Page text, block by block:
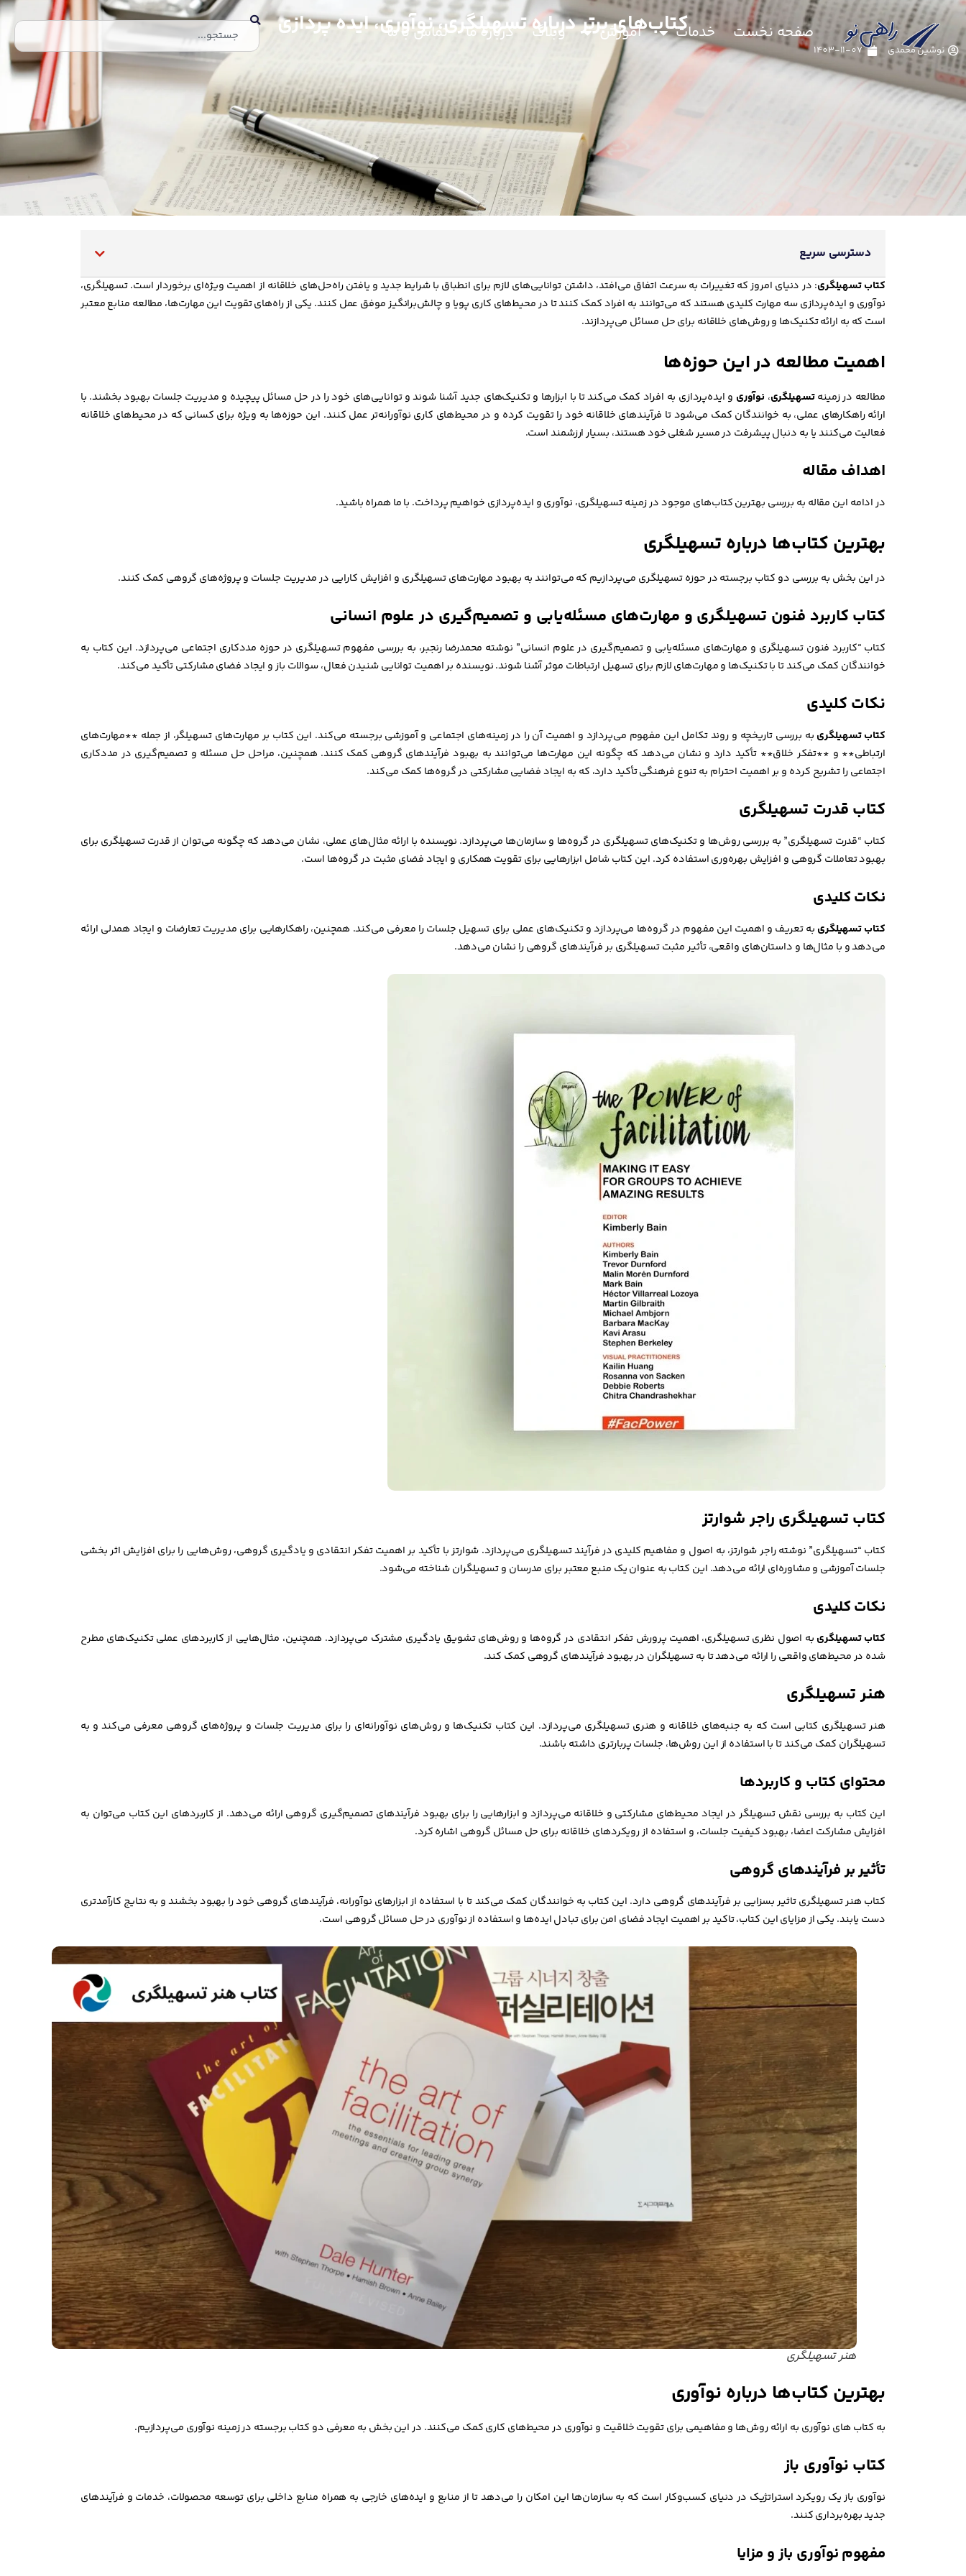
صفحه نخست خدمات آموزش وبلاگ درباره ما تماس با ما
کتاب‌های برتر درباره تسهیلگری، نوآوری، ایده پردازی
نوشین محمدی 1403-11-07
دسترسی سریع
کتاب تسهیلگری: در دنیای امروز که تغییرات به سرعت اتفاق می‌افتد، داشتن توانایی‌های لازم برای انطباق با شرایط جدید و یافتن راه‌حل‌های خلاقانه از اهمیت ویژه‌ای برخوردار است. تسهیلگری،
نوآوری و ایده‌پردازی سه مهارت کلیدی هستند که می‌توانند به افراد کمک کنند تا در محیط‌های کاری پویا و چالش‌برانگیز موفق عمل کنند. یکی از راه‌های تقویت این مهارت‌ها، مطالعه منابع معتبر
است که به ارائه تکنیک‌ها و روش‌های خلاقانه برای حل مسائل می‌پردازند.
اهمیت مطالعه در این حوزه‌ها
مطالعه در زمینهتسهیلگری، نوآوری و ایده‌پردازی به افراد کمک می‌کند تا با ابزارها و تکنیک‌های جدید آشنا شوند و توانایی‌های خود را در حل مسائل پیچیده و مدیریت جلسات بهبود بخشند. با
ارائه راهکارهای عملی، به خوانندگان کمک می‌شود تا فرآیندهای خلاقانه خود را تقویت کرده و در محیط‌های کاری نوآورانه‌تر عمل کنند. این حوزه‌ها به ویژه برای کسانی که در محیط‌های خلاقانه
فعالیت می‌کنند یا به دنبال پیشرفت در مسیر شغلی خود هستند، بسیار ارزشمند است.
اهداف مقاله
در ادامه این مقاله به بررسی بهترین کتاب‌های موجود در زمینه تسهیلگری، نوآوری و ایده‌پردازی خواهیم پرداخت. با ما همراه باشید.
بهترین کتاب‌ها درباره تسهیلگری
در این بخش به بررسی دو کتاب برجسته در حوزه تسهیلگری می‌پردازیم که می‌توانند به بهبود مهارت‌های تسهیلگری و افزایش کارایی در مدیریت جلسات و پروژه‌های گروهی کمک کنند.
کتاب کاربرد فنون تسهیلگری و مهارت‌های مسئله‌یابی و تصمیم‌گیری در علوم انسانی
کتاب “کاربرد فنون تسهیلگری و مهارت‌های مسئله‌یابی و تصمیم‌گیری در علوم انسانی” نوشته محمدرضا رنجبر، به بررسی مفهوم تسهیلگری در حوزه مددکاری اجتماعی می‌پردازد. این کتاب به
خوانندگان کمک می‌کند تا با تکنیک‌ها و مهارت‌های لازم برای تسهیل ارتباطات موثر آشنا شوند. نویسنده بر اهمیت توانایی شنیدن فعال، سوالات باز و ایجاد فضای مشارکتی تأکید می‌کند.
نکات کلیدی
کتاب تسهیلگری به بررسی تاریخچه و روند تکامل این مفهوم می‌پردازد و اهمیت آن را در زمینه‌های اجتماعی و آموزشی برجسته می‌کند. این کتاب بر مهارت‌های تسهیلگر، از جمله **مهارت‌های
ارتباطی** و **تفکر خلاق** تأکید دارد و نشان می‌دهد که چگونه این مهارت‌ها می‌توانند به بهبود فرآیندهای گروهی کمک کنند. همچنین، مراحل حل مسئله و تصمیم‌گیری در مددکاری
اجتماعی را تشریح کرده و بر اهمیت احترام به تنوع فرهنگی تأکید دارد، که به ایجاد فضایی مشارکتی در گروه‌ها کمک می‌کند.
کتاب قدرت تسهیلگری
کتاب “قدرت تسهیلگری” به بررسی روش‌ها و تکنیک‌های تسهیلگری در گروه‌ها و سازمان‌ها می‌پردازد. نویسنده با ارائه مثال‌های عملی، نشان می‌دهد که چگونه می‌توان از قدرت تسهیلگری برای
بهبود تعاملات گروهی و افزایش بهره‌وری استفاده کرد. این کتاب شامل ابزارهایی برای تقویت همکاری و ایجاد فضای مثبت در گروه‌ها است.
نکات کلیدی
کتاب تسهیلگری به تعریف و اهمیت این مفهوم در گروه‌ها می‌پردازد و تکنیک‌های عملی برای تسهیل جلسات را معرفی می‌کند. همچنین، راهکارهایی برای مدیریت تعارضات و ایجاد همدلی ارائه
می‌دهد و با مثال‌ها و داستان‌های واقعی، تأثیر مثبت تسهیلگری بر فرآیندهای گروهی را نشان می‌دهد.
کتاب تسهیلگری راجر شوارتز
کتاب “تسهیلگری” نوشته راجر شوارتز، به اصول و مفاهیم کلیدی در فرآیند تسهیلگری می‌پردازد. شوارتز با تأکید بر اهمیت تفکر انتقادی و یادگیری گروهی، روش‌هایی را برای افزایش اثر بخشی
جلسات آموزشی و مشاوره‌ای ارائه می‌دهد. این کتاب به عنوان یک منبع معتبر برای مدرسان و تسهیلگران شناخته می‌شود.
نکات کلیدی
کتاب تسهیلگری به اصول نظری تسهیلگری، اهمیت پرورش تفکر انتقادی در گروه‌ها و روش‌های تشویق یادگیری مشترک می‌پردازد. همچنین، مثال‌هایی از کاربردهای عملی تکنیک‌های مطرح
شده در محیط‌های واقعی را ارائه می‌دهد تا به تسهیلگران در بهبود فرآیندهای گروهی کمک کند.
هنر تسهیلگری
هنر تسهیلگری کتابی است که به جنبه‌های خلاقانه و هنری تسهیلگری می‌پردازد. این کتاب تکنیک‌ها و روش‌های نوآورانه‌ای را برای مدیریت جلسات و پروژه‌های گروهی معرفی می‌کند و به
تسهیلگران کمک می‌کند تا با استفاده از این روش‌ها، جلسات پربارتری داشته باشند.
محتوای کتاب و کاربردها
این کتاب به بررسی نقش تسهیلگر در ایجاد محیط‌های مشارکتی و خلاقانه می‌پردازد و ابزارهایی را برای بهبود فرآیندهای تصمیم‌گیری گروهی ارائه می‌دهد. از کاربردهای این کتاب می‌توان به
افزایش مشارکت اعضا، بهبود کیفیت جلسات، و استفاده از رویکردهای خلاقانه برای حل مسائل گروهی اشاره کرد.
تأثیر بر فرآیندهای گروهی
کتاب هنر تسهیلگری تاثیر بسزایی بر فرآیندهای گروهی دارد. این کتاب به خوانندگان کمک می‌کند تا با استفاده از ابزارهای نوآورانه، فرآیندهای گروهی خود را بهبود بخشند و به نتایج کارآمدتری
دست یابند. یکی از مزایای این کتاب، تاکید بر اهمیت ایجاد فضای امن برای تبادل ایده‌ها و استفاده از نوآوری در حل مسائل گروهی است.
هنر تسهیلگری
بهترین کتاب‌ها درباره نوآوری
به کتاب های نوآوری به ارائه روش‌ها و مفاهیمی برای تقویت خلاقیت و نوآوری در محیط‌های کاری کمک می‌کنند. در این بخش به معرفی دو کتاب برجسته در زمینه نوآوری می‌پردازیم.
کتاب نوآوری باز
نوآوری باز یک رویکرد استراتژیک در دنیای کسب‌وکار است که به سازمان‌ها این امکان را می‌دهد تا از منابع و ایده‌های خارجی به همراه منابع داخلی برای توسعه محصولات، خدمات و فرآیندهای
جدید بهره‌برداری کنند.
مفهوم نوآوری باز و مزایا